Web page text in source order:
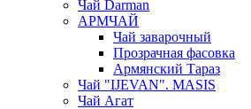
Чай Darman
АРМЧАЙ
Чай заварочный
Прозрачная фасовка
Армянский Тараз
Чай "IJEVAN". MASIS
Чай Агат